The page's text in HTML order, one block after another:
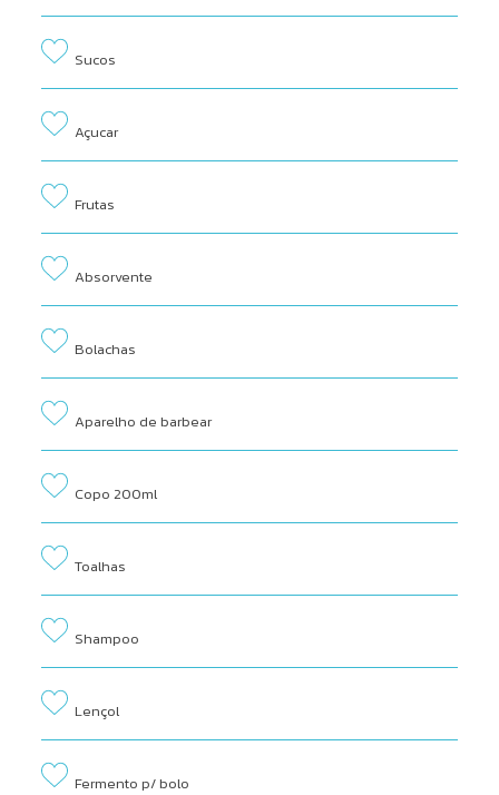
Sucos
Açucar
Frutas
Absorvente
Bolachas
Aparelho de barbear
Copo 200ml
Toalhas
Shampoo
Lençol
Fermento p/ bolo